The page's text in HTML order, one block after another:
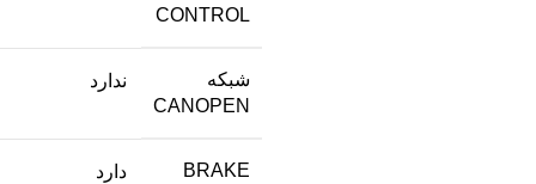
CONTROL
شبکه
CANOPEN
ندارد
BRAKE
دارد